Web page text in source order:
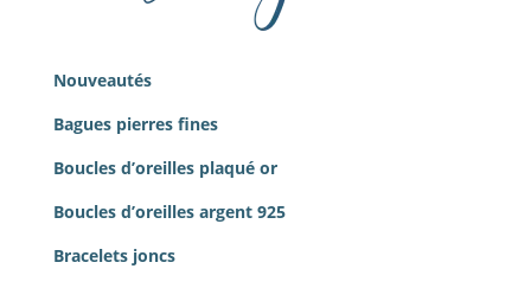
Nouveautés
Bagues pierres fines
Boucles d’oreilles plaqué or
Boucles d’oreilles argent 925
Bracelets joncs